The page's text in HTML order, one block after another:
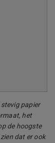
papier
het
de hoogste
dat er ook